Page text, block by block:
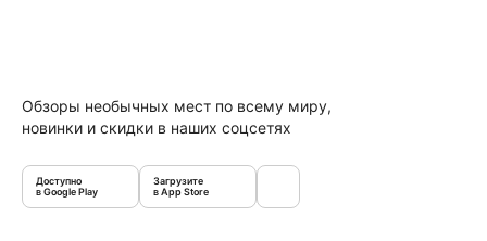
Обзоры необычных мест по всему миру,
новинки и скидки в наших соцсетях
Доступно
в Google Play
Загрузите
в App Store